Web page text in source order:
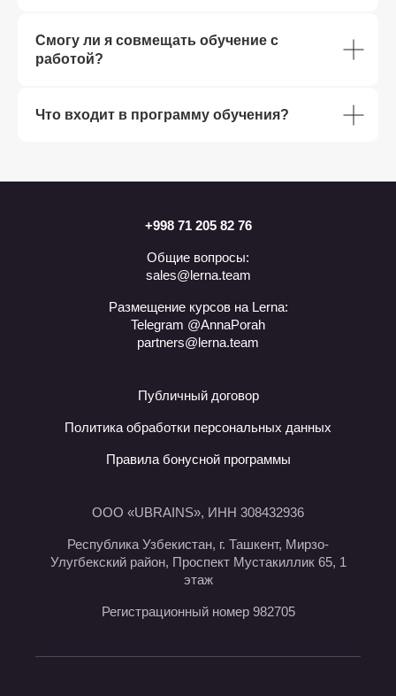
Смогу ли я совмещать обучение с
работой?
Что входит в программу обучения?
+998 71 205 82 76
Общие вопросы:
sales@lerna.team
Размещение курсов на Lerna:
Telegram @AnnaPorah
partners@lerna.team
Публичный договор
Политика обработки персональных данных
Правила бонусной программы
ООО «UBRAINS», ИНН 308432936
Республика Узбекистан, г. Ташкент, Мирзо-
Улугбекский район, Проспект Мустакиллик 65, 1
этаж
Регистрационный номер 982705